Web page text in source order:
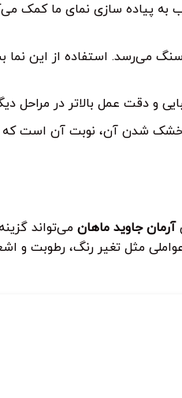
به پیاده سازی نمای ما کمک
استفاده از این نما
و دقت عمل بالاتر در مراحل
از خشک شدن آن، نوبت آن است
آرمان جاوید ماهان می‌تواند
مثل تغیر رنگ، رطوبت و